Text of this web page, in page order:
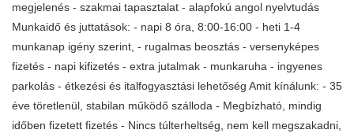
megjelenés - szakmai tapasztalat - alapfokú angol nyelvtudás
Munkaidő és juttatások: - napi 8 óra, 8:00-16:00 - heti 1-4
munkanap igény szerint, - rugalmas beosztás - versenyképes
fizetés - napi kifizetés - extra jutalmak - munkaruha - ingyenes
parkolás - étkezési és italfogyasztási lehetőség Amit kínálunk: - 35
éve töretlenül, stabilan működő szálloda - Megbízható, mindig
időben fizetett fizetés - Nincs túlterheltség, nem kell megszakadni,